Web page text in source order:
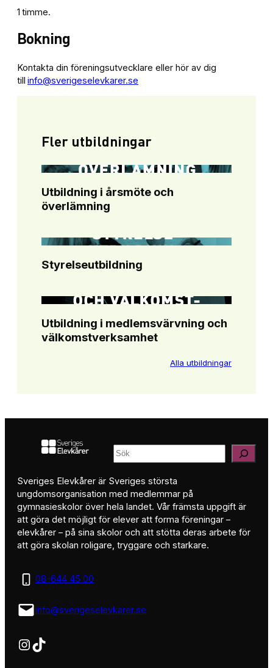
1 timme.
Bokning
Kontakta din föreningsutvecklare eller hör av dig
till info@sverigeselevkarer.se
Fler utbildningar
Utbildning i årsmöte och
överlämning
Styrelseutbildning
Utbildning i medlemsvärvning och
välkomstverksamhet
Alla utbildningar
Sök
Sveriges Elevkårer är Sveriges största
ungdomsorganisation med medlemmar på
gymnasieskolor över hela landet. Vår främsta uppgift är
att göra det möjligt för elever att forma föreningar –
elevkårer – på sina skolor och att stötta deras arbete för
att göra skolan roligare, tryggare och starkare.
08-644 45 00
info@sverigeselevkarer.se
InstagramTikTok